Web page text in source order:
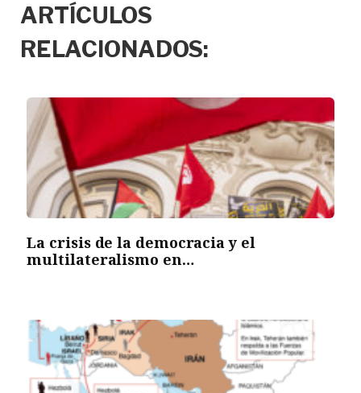
ARTÍCULOS
RELACIONADOS:
La crisis de la democracia y el
multilateralismo en…